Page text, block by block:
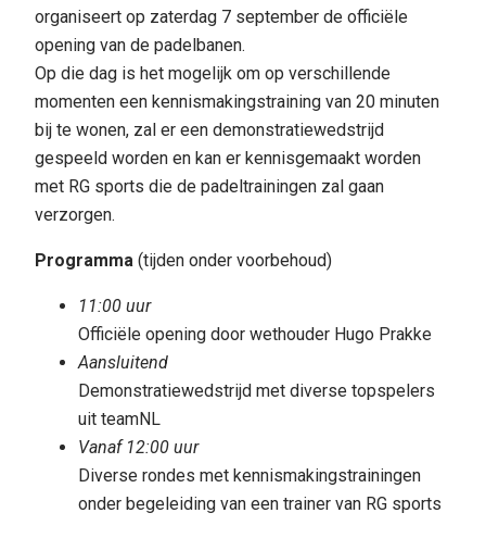
organiseert op zaterdag 7 september de officiële
opening van de padelbanen.
Op die dag is het mogelijk om op verschillende
momenten een kennismakingstraining van 20 minuten
bij te wonen, zal er een demonstratiewedstrijd
gespeeld worden en kan er kennisgemaakt worden
met RG sports die de padeltrainingen zal gaan
verzorgen.
Programma(tijden onder voorbehoud)
11:00 uur
Officiële opening door wethouder Hugo Prakke
Aansluitend
Demonstratiewedstrijd met diverse topspelers
uit teamNL
Vanaf 12:00 uur
Diverse rondes met kennismakingstrainingen
onder begeleiding van een trainer van RG sports